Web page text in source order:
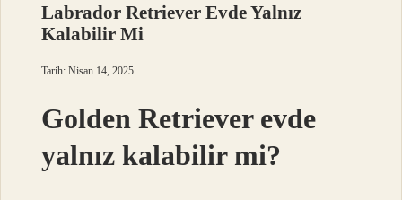
Labrador Retriever Evde Yalnız
Kalabilir Mi
Tarih: Nisan 14, 2025
Golden Retriever evde
yalnız kalabilir mi?